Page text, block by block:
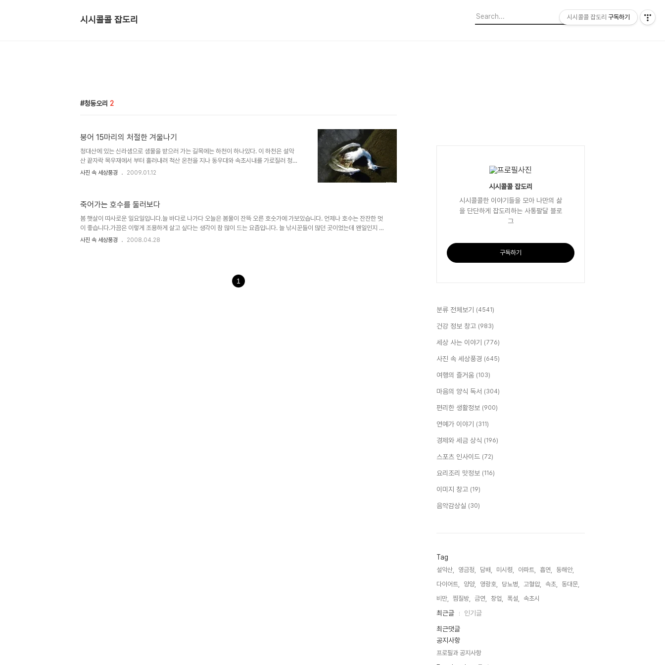
시시콜콜 잡도리
청둥오리 2
붕어 15마리의 처절한 겨울나기
청대산에 있는 신라샘으로 샘물을 받으러 가는 길목에는 하천이 하나있다. 이 하천은 설악
산 끝자락 목우재에서 부터 흘러내려 척산 온천을 지나 동우대와 속초시내를 가로질러 청초
호에 이른다. 예전에 루사 때는 하천이 범람하면서 많은 인명피해가 났던 곳이었고 그때 쌓
해당지역 주민들의 강력반발로 난관에 봉착하고 있는 곳이기도 하다. 시에서는 친환경적인
도시를 개발하겠다고 하지만 지금보다 오염이 더 심해질 것이라는 의견이 대부분이다. 지금
도 상류에 있는..
사진 속 세상풍경 2009.01.12
죽어가는 호수를 둘러보다
봄 햇살이 따사로운 일요일입니다.늘 바다로 나가다 오늘은 봄물이 잔뜩 오른 호숫가에 가보았습니다. 언제나 호수는 잔잔한 멋
이 좋습니다.가끔은 이렇게 조용하게 살고 싶다는 생각이 참 많이 드는 요즘입니다. 늘 낚시꾼들이 많던 곳이었는데 왠일인지 보
이질 않네요. 이곳은 대학교 바로 옆에 있는 오래된 호수인데 늪처럼 물이 고여있고 빠져 나갈 곳이 없는 호수입니다.그래서 오래
사진 속 세상풍경 2008.04.28
1
시시콜콜 잡도리
시시콜콜한 이야기들을 모아 나만의 삶
을 단단하게 잡도리하는 사통팔달 블로
그
구독하기
분류 전체보기 (4541)
건강 정보 창고 (983)
세상 사는 이야기 (776)
사진 속 세상풍경 (645)
여행의 즐거움 (103)
마음의 양식 독서 (304)
편리한 생활정보 (900)
연예가 이야기 (311)
경제와 세금 상식 (196)
스포츠 인사이드 (72)
요리조리 맛정보 (116)
이미지 창고 (19)
음악감상실 (30)
Tag
설악산, 영금정, 담배, 미시령, 아파트, 흡연,
동해안,
다이어트,
양양, 영랑호, 당뇨병, 고혈압, 속초,
동대문,
비만,
찜질방, 금연, 창업, 폭설, 속초시,
최
글
인
기
최근글
인기글
최근댓글
공지사항
프로필과 공지사항
시시콜콜 잡도리 구독하기